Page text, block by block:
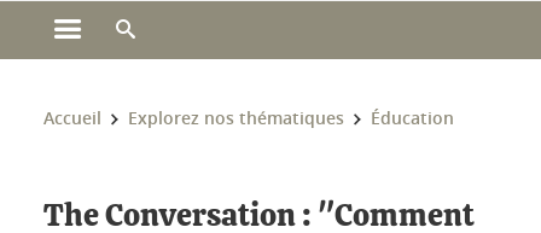
Ouvrir le menu principal
Vous êtes ici :
Accueil Explorez nos thématiques Éducation
The Conversation : "Comment